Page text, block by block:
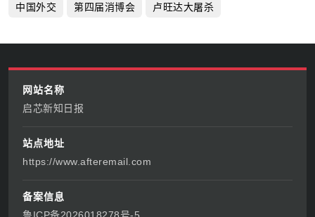
中国外交 第四届消博会 卢旺达大屠杀
网站名称
启芯新知日报
站点地址
https://www.afteremail.com
备案信息